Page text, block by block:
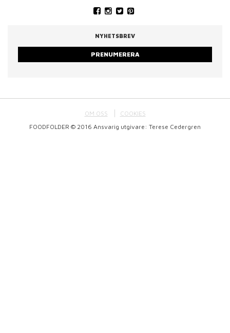
NYHETSBREV
PRENUMERERA
OM OSS
COOKIES
FOODFOLDER © 2016 Ansvarig utgivare: Terese Cedergren